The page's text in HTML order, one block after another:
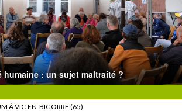
humaine : un sujet maltraité ?
À VIC-EN-BIGORRE (65)